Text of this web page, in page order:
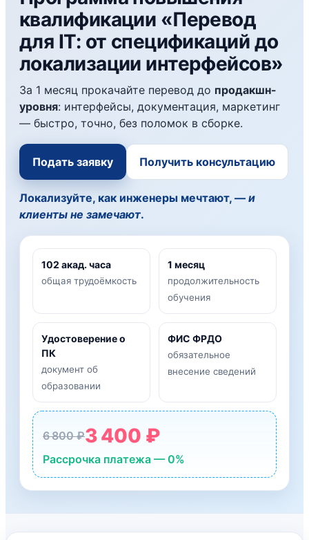
квалификации «Перевод
для IT: от спецификаций до
локализации интерфейсов»
За 1 месяц прокачайте перевод до продакшн-
уровня: интерфейсы, документация, маркетинг
— быстро, точно, без поломок в сборке.
Подать заявку Получить консультацию
Локализуйте, как инженеры мечтают, — и
клиенты не замечают.
102 акад. часа
общая трудоёмкость
1 месяц
продолжительность
обучения
Удостоверение о
ПК
документ об
образовании
ФИС ФРДО
обязательное
внесение сведений
6 800 ₽3 400 ₽
Рассрочка платежа — 0%